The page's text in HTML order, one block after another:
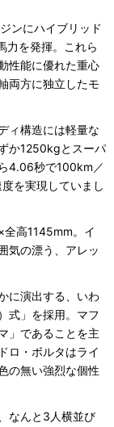
ンにハイブリッド
力を発揮。これら
性能に優れた重心
両方に独立したモ
ィ構造には軽量な
か1250kgとスーパ
4.06秒で100km／
を実現していまし
高1145mm。イ
気の漂う、アレッ
に演出する、いわ
式」を採用。マフ
」であることを主
ロ・ボルタはライ
の無い強烈な個性
なんと3人横並び